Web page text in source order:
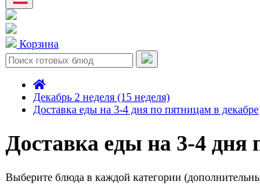
Корзина
Декабрь 2 неделя (15 неделя)
Доставка еды на 3-4 дня по пятницам в декабре
Доставка еды на 3-4 дня
Выберите блюда в каждой категории